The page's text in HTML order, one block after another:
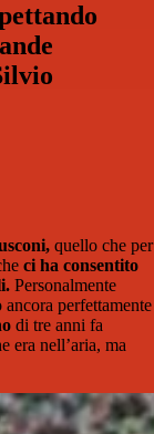
quello che per
ci ha consentito
Personalmente
perfettamente
di tre anni fa
era nell’aria, ma